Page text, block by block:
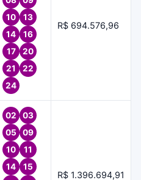
10
13
14
16
17
20
21
22
24
R$ 694.576,96
02
03
05
09
10
11
14
15
R$ 1.396.694,91